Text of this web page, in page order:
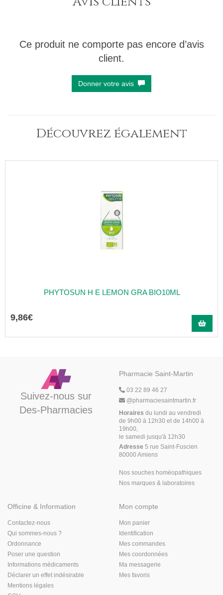
Ce produit ne comporte pas encore d’avis
client.
Donner votre avis
Découvrez également
PHYTOSUN H E LEMON GRA BIO10ML
9,86€
Suivez-nous sur
Des-Pharmacies
Pharmacie Saint-Martin
03 22 89 46 27
@pharmaciesaintmartin.fr
Horaires du lundi au vendredi
de 9h00 à 12h30 et de 14h00 à
19h00,
le samedi jusqu'à 12h30
Adresse 5 rue Saint-Fuscien
80000 Amiens
Nos souches homéopathiques
Nos marques & laboratoires
Officine & Information
Contactez-nous
Qui sommes-nous ?
Ordonnance
Poser une question
Informations médicaments
Déclarer un effet indésirable
Mentions légales
Mon compte
Mon panier
Identification
Mes commandes
Mes coordonnées
Ma messagerie
Mes favoris